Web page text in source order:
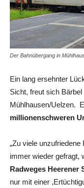
Der Bahnübergang in
Ein lang ersehnter
Sicht, freut sich
Mühlhausen/Uelzen.
millionenschweren
„Zu viele
immer wieder gefragt,
Radweges Heerener
nur mit einer